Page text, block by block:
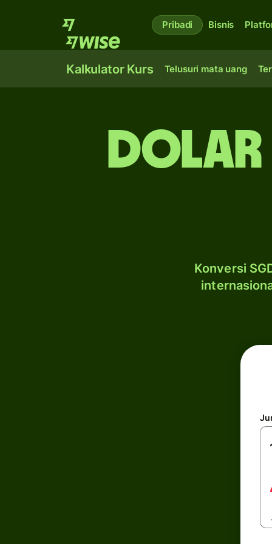
Pribadi Bisnis
Kalkulator Kurs Telusuri mata uang
dolar
Konversi